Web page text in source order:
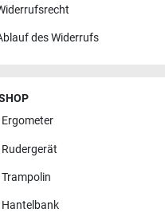
des Widerrufs
Ergometer
Rudergerät
Trampolin
Hantelbank